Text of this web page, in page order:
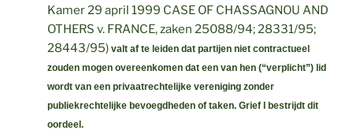
Kamer 29 april 1999 CASE OF CHASSAGNOU AND
OTHERS v. FRANCE, zaken 25088/94; 28331/95;
28443/95) valt af te leiden dat partijen niet contractueel
zouden mogen overeenkomen dat een van hen (“verplicht”) lid
wordt van een privaatrechtelijke vereniging zonder
publiekrechtelijke bevoegdheden of taken. Grief I bestrijdt dit
oordeel.